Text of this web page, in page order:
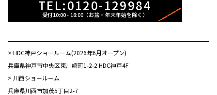
TEL:0120-129984
> HDC神戸ショールーム(2026年6月オープン)
兵庫県神戸市中央区東川崎町1-2-2 HDC神戸4F
> 川西ショールーム
兵庫県川西市加茂5丁目2-7